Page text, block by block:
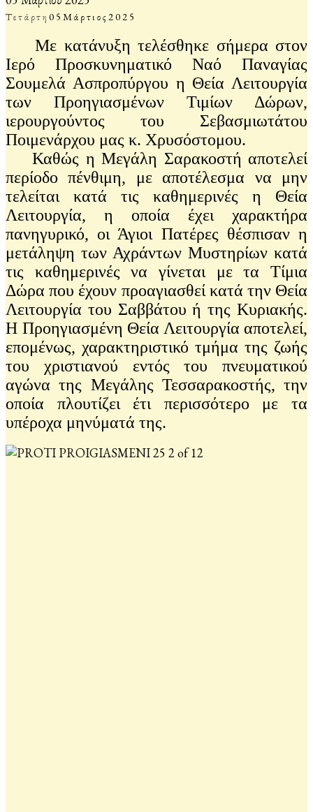
Τετάρτη05 Μάρτιος2025
Με κατάνυξη τελέσθηκε σήμερα στον
Ιερό Προσκυνηματικό Ναό Παναγίας
Σουμελά Ασπροπύργου η Θεία Λειτουργία
των Προηγιασμένων Τιμίων Δώρων,
ιερουργούντος του Σεβασμιωτάτου
Ποιμενάρχου μας κ. Χρυσόστομου.
Καθώς η Μεγάλη Σαρακοστή αποτελεί
περίοδο πένθιμη, με αποτέλεσμα να μην
τελείται κατά τις καθημερινές η Θεία
Λειτουργία, η οποία έχει χαρακτήρα
πανηγυρικό, οι Άγιοι Πατέρες θέσπισαν η
μετάληψη των Αχράντων Μυστηρίων κατά
τις καθημερινές να γίνεται με τα Τίμια
Δώρα που έχουν προαγιασθεί κατά την Θεία
Λειτουργία του Σαββάτου ή της Κυριακής.
Η Προηγιασμένη Θεία Λειτουργία αποτελεί,
επομένως, χαρακτηριστικό τμήμα της ζωής
του χριστιανού εντός του πνευματικού
αγώνα της Μεγάλης Τεσσαρακοστής, την
οποία πλουτίζει έτι περισσότερο με τα
υπέροχα μηνύματά της.